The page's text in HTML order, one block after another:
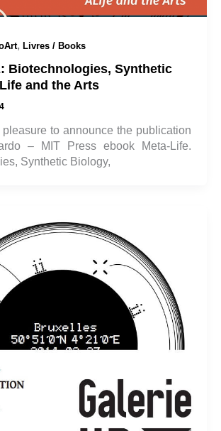
, Livres / Books
Biotechnologies, Synthetic
and the Arts
pleasure to announce the publication
– MIT Press ebook Meta-Life.
Synthetic Biology,